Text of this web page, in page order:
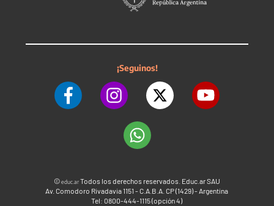
¡Seguinos!
©educ.arTodos los derechos reservados. Educ.ar SAU
Av. Comodoro Rivadavia 1151 - C.A.B.A. CP (1429) - Argentina
Tel: 0800-444-1115 (opción 4)